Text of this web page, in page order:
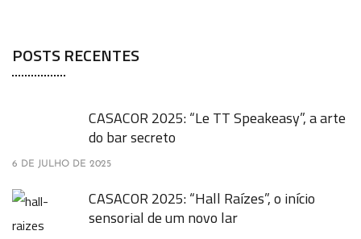
POSTS RECENTES
CASACOR 2025: “Le TT Speakeasy”, a arte
do bar secreto
6 DE JULHO DE 2025
CASACOR 2025: “Hall Raízes”, o início
sensorial de um novo lar